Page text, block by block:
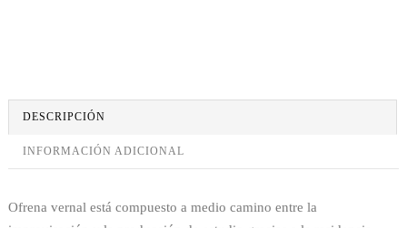
DESCRIPCIÓN
INFORMACIÓN ADICIONAL
Ofrena vernal está compuesto a medio camino entre la